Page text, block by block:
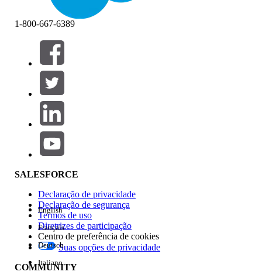
Filtros (0)
SELECIONAR FILTROS
Área de produtos
Impacto do recurso
Edição
1-800-667-6389
SALESFORCE
Declaração de privacidade
Declaração de segurança
Termos de uso
Diretrizes de participação
Centro de preferência de cookies
Suas opções de privacidade
COMMUNITY
English
Français
Deutsch
Italiano